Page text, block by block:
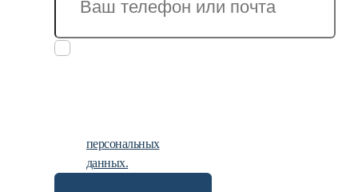
персональных
данных.